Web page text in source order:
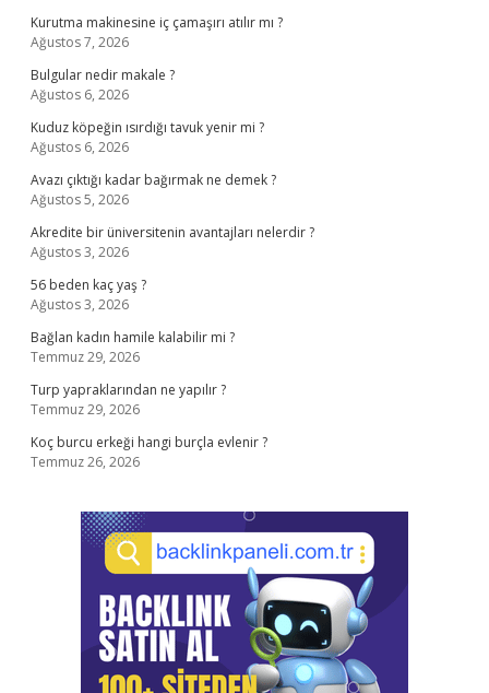
Kurutma makinesine iç çamaşırı atılır mı ?
Ağustos 7, 2026
Bulgular nedir makale ?
Ağustos 6, 2026
Kuduz köpeğin ısırdığı tavuk yenir mi ?
Ağustos 6, 2026
Avazı çıktığı kadar bağırmak ne demek ?
Ağustos 5, 2026
Akredite bir üniversitenin avantajları nelerdir ?
Ağustos 3, 2026
56 beden kaç yaş ?
Ağustos 3, 2026
Bağlan kadın hamile kalabilir mi ?
Temmuz 29, 2026
Turp yapraklarından ne yapılır ?
Temmuz 29, 2026
Koç burcu erkeği hangi burçla evlenir ?
Temmuz 26, 2026